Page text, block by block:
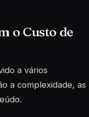
o Custo de
a vários
a complexidade, as